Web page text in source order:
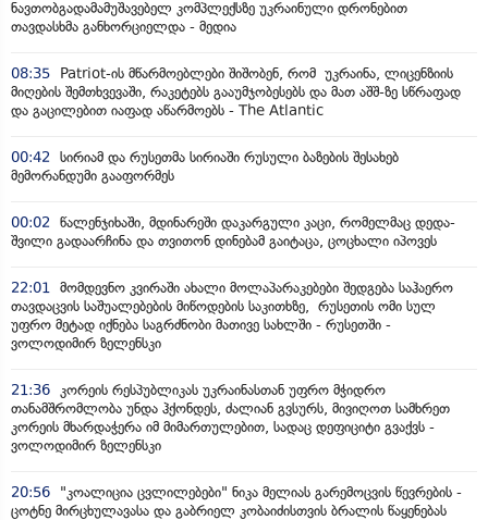
ნავთობგადამამუშავებელ კომპლექსზე უკრაინული დრონებით
თავდასხმა განხორციელდა - მედია
08:35
Patriot-ის მწარმოებლები შიშობენ, რომ უკრაინა, ლიცენზიის
მიღების შემთხვევაში, რაკეტებს გააუმჯობესებს და მათ აშშ-ზე სწრაფად
და გაცილებით იაფად აწარმოებს - The Atlantic
00:42 სირიამ და რუსეთმა სირიაში რუსული ბაზების შესახებ
მემორანდუმი გააფორმეს
00:02 წალენჯიხაში, მდინარეში დაკარგული კაცი, რომელმაც დედა-
შვილი გადაარჩინა და თვითონ დინებამ გაიტაცა, ცოცხალი იპოვეს
22:01 მომდევნო კვირაში ახალი მოლაპარაკებები შედგება საჰაერო
თავდაცვის საშუალებების მიწოდების საკითხზე, რუსეთის ომი სულ
უფრო მეტად იქნება საგრძნობი მათივე სახლში - რუსეთში -
ვოლოდიმირ ზელენსკი
21:36 კორეის რესპუბლიკას უკრაინასთან უფრო მჭიდრო
თანამშრომლობა უნდა ჰქონდეს, ძალიან გვსურს, მივიღოთ სამხრეთ
კორეის მხარდაჭერა იმ მიმართულებით, სადაც დეფიციტი გვაქვს -
ვოლოდიმირ ზელენსკი
20:56
"კოალიცია ცვლილებები" ნიკა მელიას გარემოცვის წევრების -
ცოტნე მირცხულავასა და გაბრიელ კობაიძისთვის ბრალის წაყენებას